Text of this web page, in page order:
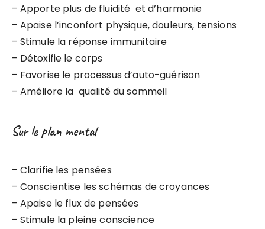
– Apporte plus de fluidité et d’harmonie
– Apaise l’inconfort physique, douleurs, tensions
– Stimule la réponse immunitaire
– Détoxifie le corps
– Favorise le processus d’auto-guérison
– Améliore la qualité du sommeil
Sur le plan mental
– Clarifie les pensées
– Conscientise les schémas de croyances
– Apaise le flux de pensées
– Stimule la pleine conscience